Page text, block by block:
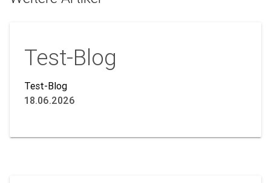
Test-Blog
Test-Blog
18.06.2026